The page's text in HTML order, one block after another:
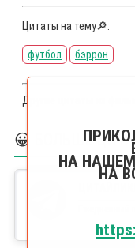
Цитаты на тему🔎:
футбол бэррон
Другие цитаты из
😀 БОЛЬШЕ
НА
НА